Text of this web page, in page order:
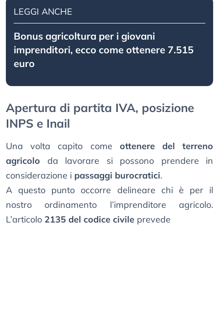
LEGGI ANCHE
Bonus agricoltura per i giovani
imprenditori, ecco come ottenere 7.515
euro
Apertura di partita IVA, posizione
INPS e Inail
Una volta capito come ottenere del terreno
agricolo da lavorare si possono prendere in
considerazione i passaggi burocratici.
A questo punto occorre delineare chi è per il
nostro ordinamento l’imprenditore agricolo.
L’articolo 2135 del codice civile prevede